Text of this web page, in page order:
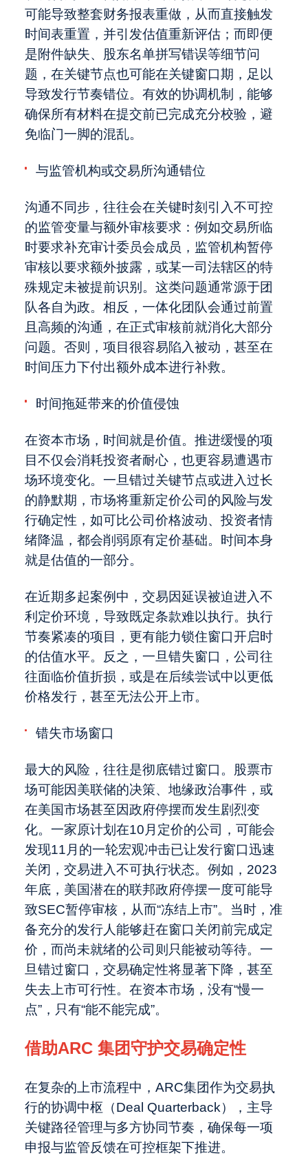
可能导致整套财务报表重做，从而直接触发
时间表重置，并引发估值重新评估；而即便
是附件缺失、股东名单拼写错误等细节问
题，在关键节点也可能在关键窗口期，足以
导致发行节奏错位。有效的协调机制，能够
确保所有材料在提交前已完成充分校验，避
免临门一脚的混乱。
与监管机构或交易所沟通错位
沟通不同步，往往会在关键时刻引入不可控
的监管变量与额外审核要求：例如交易所临
时要求补充审计委员会成员，监管机构暂停
审核以要求额外披露，或某一司法辖区的特
殊规定未被提前识别。这类问题通常源于团
队各自为政。相反，一体化团队会通过前置
且高频的沟通，在正式审核前就消化大部分
问题。否则，项目很容易陷入被动，甚至在
时间压力下付出额外成本进行补救。
时间拖延带来的价值侵蚀
在资本市场，时间就是价值。推进缓慢的项
目不仅会消耗投资者耐心，也更容易遭遇市
场环境变化。一旦错过关键节点或进入过长
的静默期，市场将重新定价公司的风险与发
行确定性，如可比公司价格波动、投资者情
绪降温，都会削弱原有定价基础。时间本身
就是估值的一部分。
在近期多起案例中，交易因延误被迫进入不
利定价环境，导致既定条款难以执行。执行
节奏紧凑的项目，更有能力锁住窗口开启时
的估值水平。反之，一旦错失窗口，公司往
往面临价值折损，或是在后续尝试中以更低
价格发行，甚至无法公开上市。
错失市场窗口
最大的风险，往往是彻底错过窗口。股票市
场可能因美联储的决策、地缘政治事件，或
在美国市场甚至因政府停摆而发生剧烈变
化。一家原计划在10月定价的公司，可能会
发现11月的一轮宏观冲击已让发行窗口迅速
关闭，交易进入不可执行状态。例如，2023
年底，美国潜在的联邦政府停摆一度可能导
致SEC暂停审核，从而“冻结上市”。当时，准
备充分的发行人能够赶在窗口关闭前完成定
价，而尚未就绪的公司则只能被动等待。一
旦错过窗口，交易确定性将显著下降，甚至
失去上市可行性。在资本市场，没有“慢一
点”，只有“能不能完成”。
借助ARC 集团守护交易确定性
在复杂的上市流程中，ARC集团作为交易执
行的协调中枢（Deal Quarterback），主导
关键路径管理与多方协同节奏，确保每一项
申报与监管反馈在可控框架下推进。